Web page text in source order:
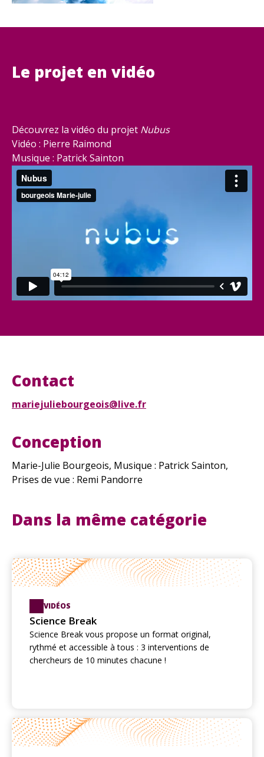
Le projet en vidéo
Découvrez la vidéo du projet Nubus
Vidéo : Pierre Raimond
Musique : Patrick Sainton
Contact
mariejuliebourgeois@live.fr
Conception
Marie-Julie Bourgeois, Musique : Patrick Sainton,
Prises de vue : Remi Pandorre
Dans la même catégorie
VIDÉOS
Science Break
Science Break vous propose un format original,
rythmé et accessible à tous : 3 interventions de
chercheurs de 10 minutes chacune !